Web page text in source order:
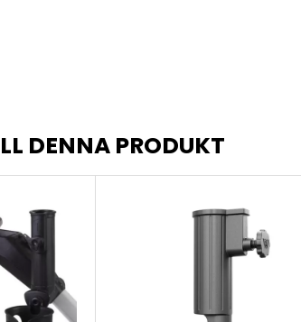
DENNA PRODUKT